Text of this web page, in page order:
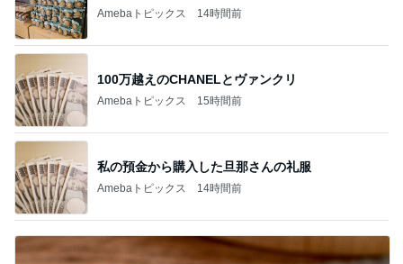
Amebaトピックス 14時間前
100万越えのCHANELとヴァンクリ
Amebaトピックス 15時間前
私の預金から購入した旦那さんの礼服
Amebaトピックス 14時間前